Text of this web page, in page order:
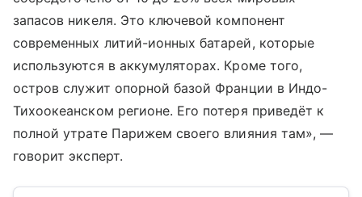
запасов никеля. Это ключевой компонент
современных литий-ионных батарей, которые
используются в аккумуляторах. Кроме того,
остров служит опорной базой Франции в Индо-
Тихоокеанском регионе. Его потеря приведёт к
полной утрате Парижем своего влияния там», —
говорит эксперт.